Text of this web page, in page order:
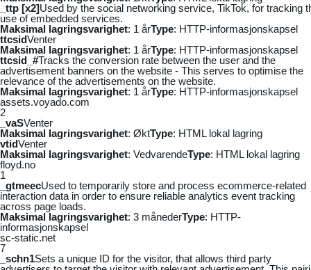
_ttp [x2]Used by the social networking service, TikTok, for tracking
use of embedded services.
Maksimal lagringsvarighet: 1 årType: HTTP-informasjonskapsel
ttcsidVenter
Maksimal lagringsvarighet: 1 årType: HTTP-informasjonskapsel
ttcsid_#Tracks the conversion rate between the user and the
advertisement banners on the website - This serves to optimise the
relevance of the advertisements on the website.
Maksimal lagringsvarighet: 1 årType: HTTP-informasjonskapsel
assets.voyado.com
2
_vaSVenter
Maksimal lagringsvarighet: ØktType: HTML lokal lagring
vtidVenter
Maksimal lagringsvarighet: VedvarendeType: HTML lokal lagring
floyd.no
1
_gtmeecUsed to temporarily store and process ecommerce-related
interaction data in order to ensure reliable analytics event tracking
across page loads.
Maksimal lagringsvarighet: 3 månederType: HTTP-
informasjonskapsel
sc-static.net
7
_schn1Sets a unique ID for the visitor, that allows third party